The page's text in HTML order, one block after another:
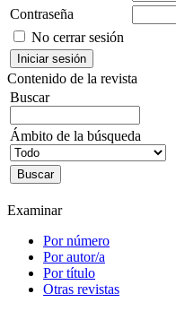
Contraseña
No cerrar sesión
Contenido de la revista
Buscar
Ámbito de la búsqueda
Examinar
Por número
Por autor/a
Por título
Otras revistas